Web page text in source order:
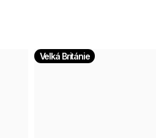
Velká Británie